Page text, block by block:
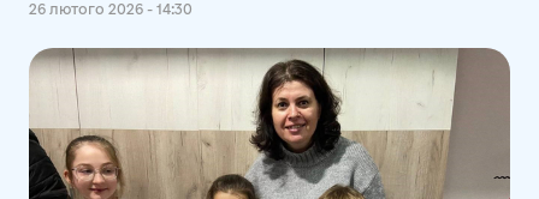
26 лютого 2026 - 14:30